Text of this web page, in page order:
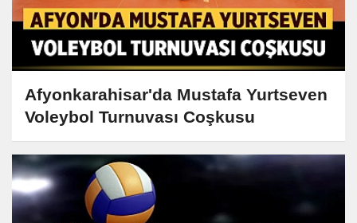
Afyonkarahisar'da Mustafa Yurtseven
Voleybol Turnuvası Coşkusu